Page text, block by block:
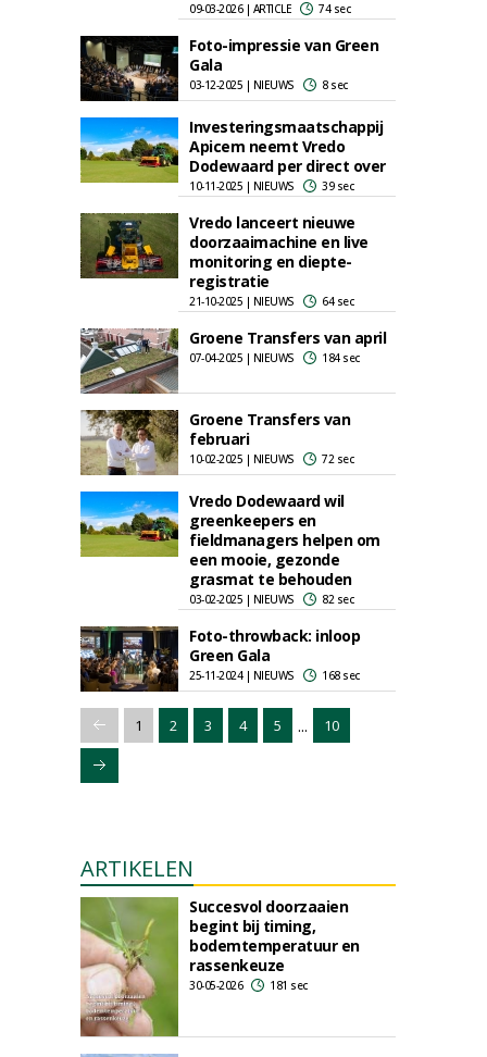
09-03-2026 | ARTICLE 74 sec
Foto-impressie van Green
Gala
03-12-2025 | NIEUWS 8 sec
Investeringsmaatschappij
Apicem neemt Vredo
Dodewaard per direct over
10-11-2025 | NIEUWS 39 sec
Vredo lanceert nieuwe
doorzaaimachine en live
monitoring en diepte-
registratie
21-10-2025 | NIEUWS 64 sec
Groene Transfers van april
07-04-2025 | NIEUWS 184 sec
Groene Transfers van
februari
10-02-2025 | NIEUWS 72 sec
Vredo Dodewaard wil
greenkeepers en
fieldmanagers helpen om
een mooie, gezonde
grasmat te behouden
03-02-2025 | NIEUWS 82 sec
Foto-throwback: inloop
Green Gala
25-11-2024 | NIEUWS 168 sec
1 2 3 4 5 ... 10
ARTIKELEN
Succesvol doorzaaien
begint bij timing,
bodemtemperatuur en
rassenkeuze
30-05-2026 181 sec